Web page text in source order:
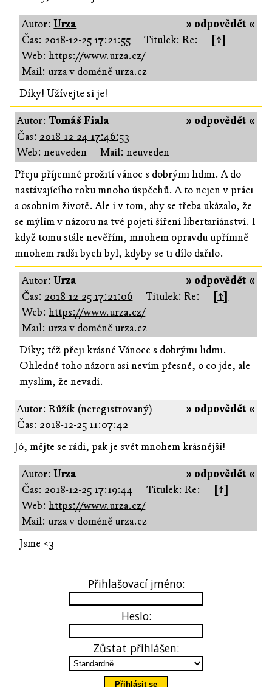
» odpovědět «
Autor:Urza
Čas: 2018-12-25 17:21:55 Titulek: Re:
[↑]
Web:https://www.urza.cz/
Mail: urza v doméně urza.cz
Díky! Užívejte si je!
» odpovědět «
Autor: Tomáš Fiala
Čas: 2018-12-24 17:46:53
Web: neuveden
Mail: neuveden
Přeju příjemné prožití vánoc s dobrými lidmi. A do
nastávajícího roku mnoho úspěchů. A to nejen v práci
a osobním životě. Ale i v tom, aby se třeba ukázalo, že
se mýlím v názoru na tvé pojetí šíření libertariánství. I
když tomu stále nevěřím, mnohem opravdu upřímně
mnohem radši bych byl, kdyby se ti dílo dařilo.
» odpovědět «
Autor:Urza
Čas: 2018-12-25 17:21:06 Titulek: Re:
[↑]
Web:https://www.urza.cz/
Mail: urza v doméně urza.cz
Díky; též přeji krásné Vánoce s dobrými lidmi.
Ohledně toho názoru asi nevím přesně, o co jde, ale
myslím, že nevadí.
» odpovědět «
Autor: Růžík (neregistrovaný)
Čas: 2018-12-25 11:07:42
Jó, mějte se rádi, pak je svět mnohem krásnější!
» odpovědět «
Autor:Urza
Čas: 2018-12-25 17:19:44 Titulek: Re:
[↑]
Web:https://www.urza.cz/
Mail: urza v doméně urza.cz
Jsme <3
Přihlašovací jméno:
Heslo:
Zůstat přihlášen: